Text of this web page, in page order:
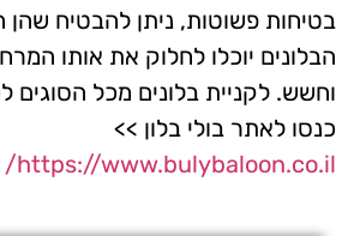
בטיחות פשוטות, ניתן להבטיח שהן
הבלונים יוכלו לחלוק את אותו
וחשש. לקניית בלונים מכל הסוגים
כנסו לאתר בולי בלון >>
https://www.bulybaloon.co.il/